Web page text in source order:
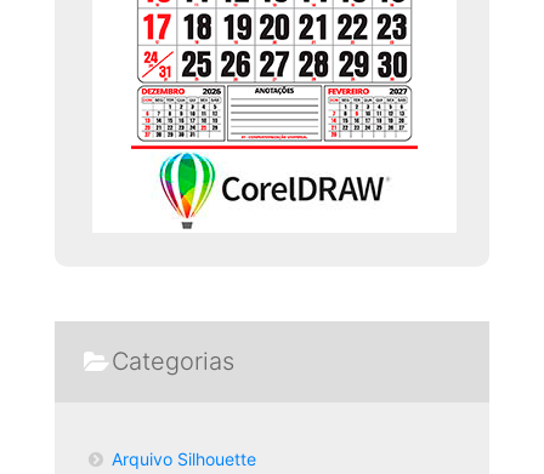
Categorias
Arquivo Silhouette